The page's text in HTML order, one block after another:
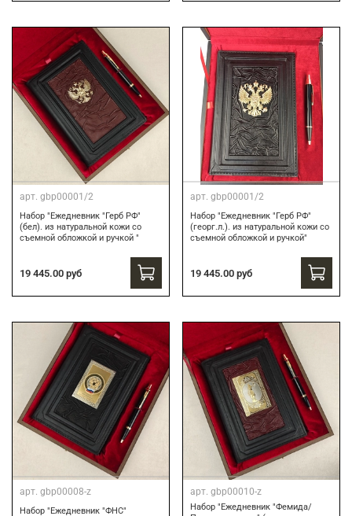
арт. gbp00001/2
Набор "Ежедневник "Герб РФ"
(бел). из натуральной кожи со
съемной обложкой и ручкой "
19 445.00 руб
арт. gbp00001/2
Набор "Ежедневник "Герб РФ"
(георг.л.). из натуральной кожи со
съемной обложкой и ручкой"
19 445.00 руб
арт. gbp00008-z
Набор "Ежедневник "ФНС"
арт. gbp00010-z
Набор "Ежедневник "Фемида/